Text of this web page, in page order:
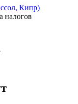
Кипр)
налогов